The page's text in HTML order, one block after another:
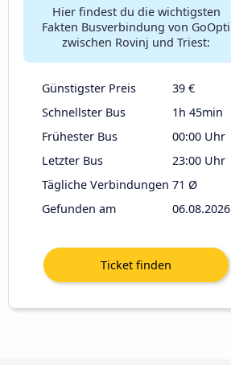
Hier findest du die wichtigsten
Fakten Busverbindung von GoOpti
zwischen Rovinj und Triest:
Günstigster Preis
39 €
Schnellster Bus
1h 45min
Frühester Bus
00:00 Uhr
Letzter Bus
23:00 Uhr
Tägliche Verbindungen 71 Ø
Gefunden am
06.08.2026